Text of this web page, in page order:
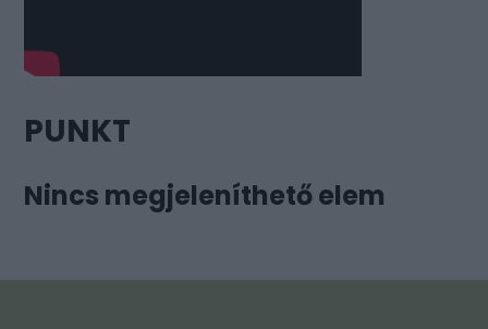
PUNKT
Nincs megjeleníthető elem